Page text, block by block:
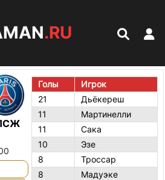
.RU
Голы
Игрок
21
Дьёкереш
11
Мартинелли
11
Сака
10
Эзе
8
Троссар
8
Мадуэке